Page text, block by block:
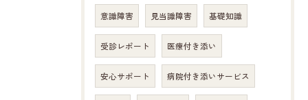
意識障害 見当識障害 基礎知識
受診レポート 医療付き添い
安心サポート 病院付き添いサービス